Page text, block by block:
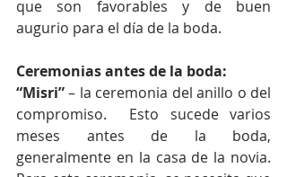
que son favorables y de buen
augurio para el día de la boda.
Ceremonias antes de la boda:
“Misri” – la ceremonia del anillo o del
compromiso.  Esto sucede varios
meses antes de la boda,
generalmente en la casa de la novia.